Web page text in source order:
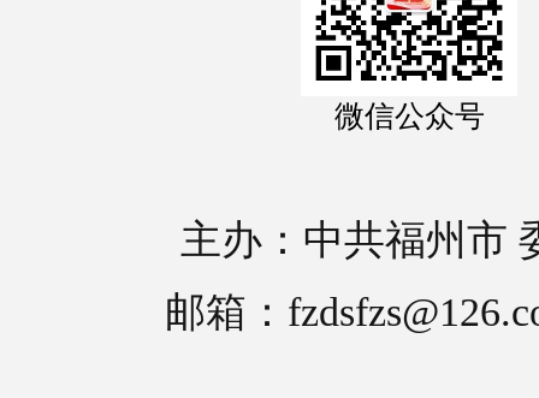
微信公众号
主办：中共福州市
邮箱：